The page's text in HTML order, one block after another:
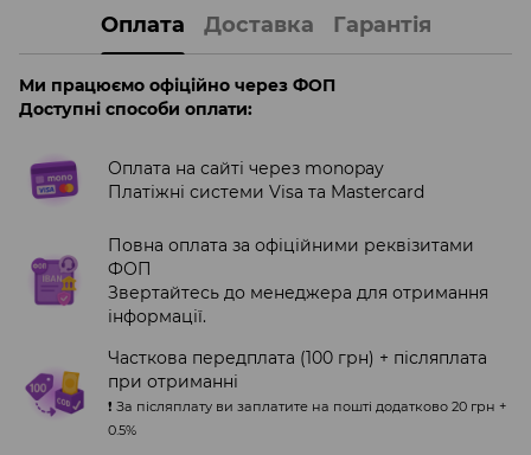
Оплата Доставка Гарантія
Ми працюємо офіційно через ФОП
Доступні способи оплати:
Оплата на сайті через monopay
Платіжні системи Visa та Mastercard
Повна оплата за офіційними реквізитами
ФОП
Звертайтесь до менеджера для отримання
інформації.
Часткова передплата (100 грн) + післяплата
при отриманні
❗️ За післяплату ви заплатите на пошті додатково 20 грн +
0.5%